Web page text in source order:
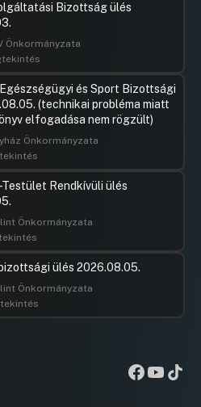
Bizottság ülés
Önkormányzata
és Sport Bizottsági
(technikai probléma miatt
elfogadása nem rögzült)
Önkormányzata
Testület Rendkívüli ülés
Önkormányzata
ülés 2026.08.05.
Önkormányzata